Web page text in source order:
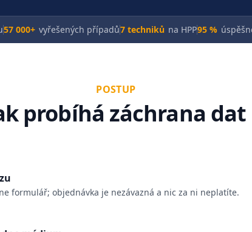
57 000+ vyřešených případů7 techniků na HPP95 %
POSTUP
probíhá záchrana dat
formulář; objednávka je nezávazná a nic za ni neplatíte.